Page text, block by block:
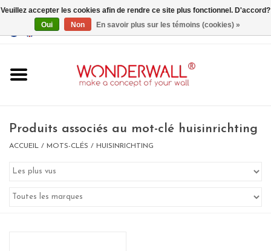
EUR/GBP
Un design personnalisé
BIG SALE , GRAB YOUR
Produits associés au mot-clé huisinrichting
ACCUEIL / MOTS-CLÉS / HUISINRICHTING
Veuillez accepter les cookies afin de rendre ce site plus fonctionnel. D'accord?
Oui
Non En savoir plus sur les témoins (cookies) »